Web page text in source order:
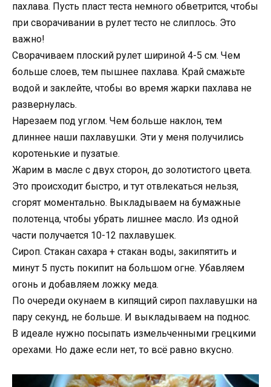
пахлава. Пусть пласт теста немного обветрится, чтобы
при сворачивании в рулет тесто не слиплось. Это
важно!
Сворачиваем плоский рулет шириной 4-5 см. Чем
больше слоев, тем пышнее пахлава. Край смажьте
водой и заклейте, чтобы во время жарки пахлава не
развернулась.
Нарезаем под углом. Чем больше наклон, тем
длиннее наши пахлавушки. Эти у меня получились
коротенькие и пузатые.
Жарим в масле с двух сторон, до золотистого цвета.
Это происходит быстро, и тут отвлекаться нельзя,
сгорят моментально. Выкладываем на бумажные
полотенца, чтобы убрать лишнее масло. Из одной
части получается 10-12 пахлавушек.
Сироп. Стакан сахара + стакан воды, закипятить и
минут 5 пусть покипит на большом огне. Убавляем
огонь и добавляем ложку меда.
По очереди окунаем в кипящий сироп пахлавушки на
пару секунд, не больше. И выкладываем на поднос.
В идеале нужно посыпать измельченными грецкими
орехами. Но даже если нет, то всё равно вкусно.